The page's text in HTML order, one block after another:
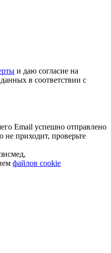
и даю согласие на
в соответствии с
Email успешно отправлено
не приходит, проверьте
файлов cookie